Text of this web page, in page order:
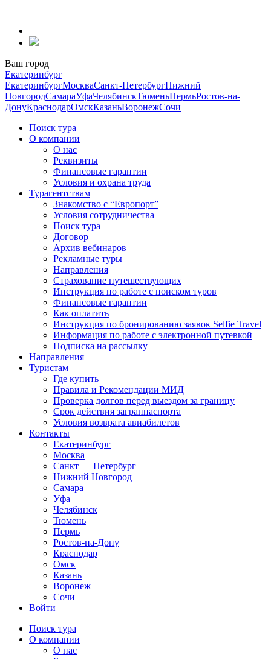
содержанию
Ваш город
Екатеринбург
ЕкатеринбургМоскваСанкт-ПетербургНижний
НовгородСамараУфаЧелябинскТюменьПермьРостов-на-
ДонуКраснодарОмскКазаньВоронежСочи
Поиск тура
О компании
О нас
Реквизиты
Финансовые гарантии
Условия и охрана труда
Турагентствам
Знакомство с “Европорт”
Условия сотрудничества
Поиск тура
Договор
Архив вебинаров
Рекламные туры
Направления
Страхование путешествующих
Инструкция по работе с поиском туров
Финансовые гарантии
Как оплатить
Инструкция по бронированию заявок Selfie Travel
Информация по работе с электронной путевкой
Подписка на рассылку
Направления
Туристам
Где купить
Правила и Рекомендации МИД
Проверка долгов перед выездом за границу
Срок действия загранпаспорта
Условия возврата авиабилетов
Контакты
Екатеринбург
Москва
Санкт — Петербург
Нижний Новгород
Самара
Уфа
Челябинск
Тюмень
Пермь
Ростов-на-Дону
Краснодар
Омск
Казань
Воронеж
Сочи
Войти
Поиск тура
О компании
О нас